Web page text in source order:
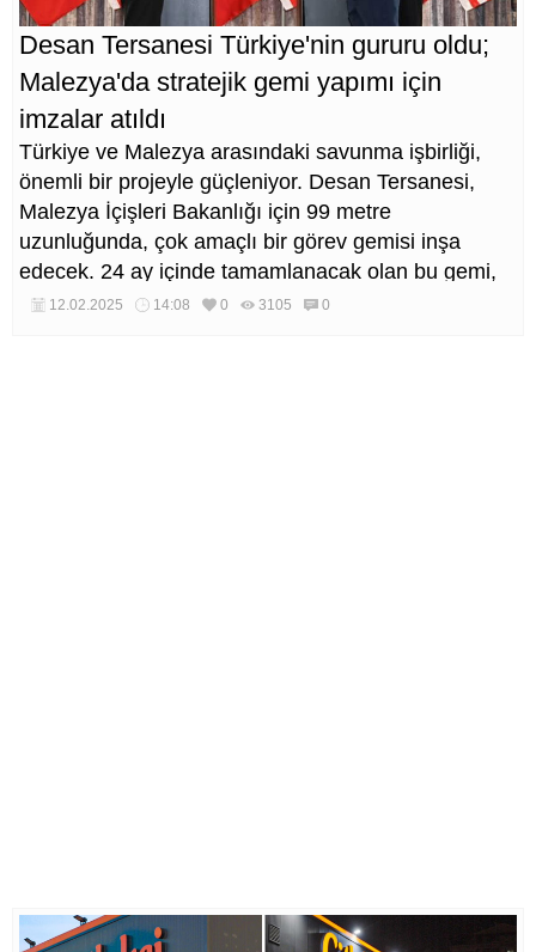
Desan Tersanesi Türkiye'nin gururu oldu;
Malezya'da stratejik gemi yapımı için
imzalar atıldı
Türkiye ve Malezya arasındaki savunma işbirliği,
önemli bir projeyle güçleniyor. Desan Tersanesi,
Malezya İçişleri Bakanlığı için 99 metre
uzunluğunda, çok amaçlı bir görev gemisi inşa
edecek. 24 ay içinde tamamlanacak olan bu gemi,
Malezya Sahil Güvenlik Komutanlığı (MMEA)
12.02.2025 14:08 0 3105 0